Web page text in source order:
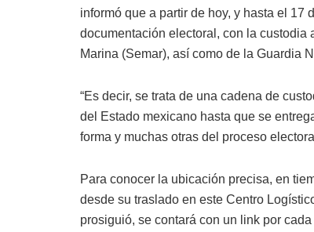
informó que a partir de hoy, y hasta el 17
documentación electoral, con la
Marina (Semar), así como de la Guardia
“Es decir, se trata de una cadena de
del Estado mexicano hasta que se
forma y muchas otras del proceso
Para conocer la ubicación precisa, en
desde su traslado en este Centro
prosiguió, se contará con un link por